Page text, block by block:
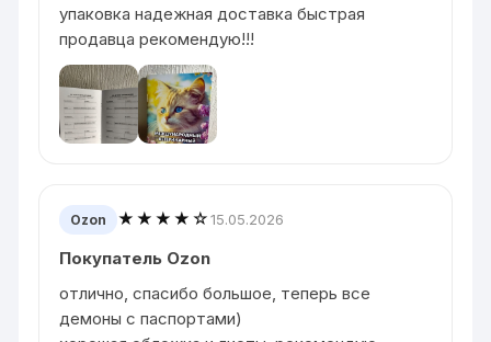
упаковка надежная доставка быстрая
продавца рекомендую!!!
Ozon ★★★★☆15.05.2026
Покупатель Ozon
отлично, спасибо большое, теперь все
демоны с паспортами)